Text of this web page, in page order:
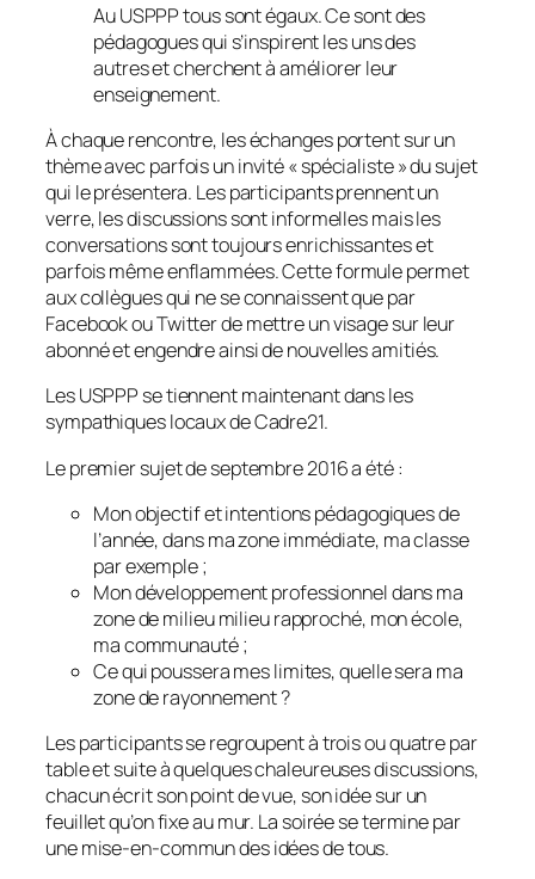
Au USPPP tous sont égaux. Ce sont des
pédagogues qui s’inspirent les uns des
autres et cherchent à améliorer leur
enseignement.
À chaque rencontre, les échanges portent sur un
thème avec parfois un invité « spécialiste » du sujet
qui le présentera. Les participants prennent un
verre, les discussions sont informelles mais les
conversations sont toujours enrichissantes et
parfois même enflammées. Cette formule permet
aux collègues qui ne se connaissent que par
Facebook ou Twitter de mettre un visage sur leur
abonné et engendre ainsi de nouvelles amitiés.
Les USPPP se tiennent maintenant dans les
sympathiques locaux de Cadre21.
Le premier sujet de septembre 2016 a été :
Mon objectif et intentions pédagogiques de
l’année, dans ma zone immédiate, ma classe
par exemple ;
Mon développement professionnel dans ma
zone de milieu milieu rapproché, mon école,
ma communauté ;
Ce qui poussera mes limites, quelle sera ma
zone de rayonnement ?
Les participants se regroupent à trois ou quatre par
table et suite à quelques chaleureuses discussions,
chacun écrit son point de vue, son idée sur un
feuillet qu’on fixe au mur. La soirée se termine par
une mise-en-commun des idées de tous.